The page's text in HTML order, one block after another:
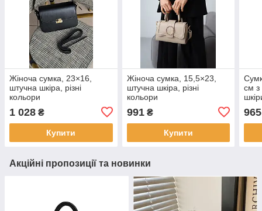
Жіноча сумка, 23×16,
штучна шкіра, різні
кольори
1 028 ₴
Купити
Жіноча сумка, 15,5×23,
штучна шкіра, різні
кольори
991₴
Купити
см з
965
Акційні пропозиції та новинки